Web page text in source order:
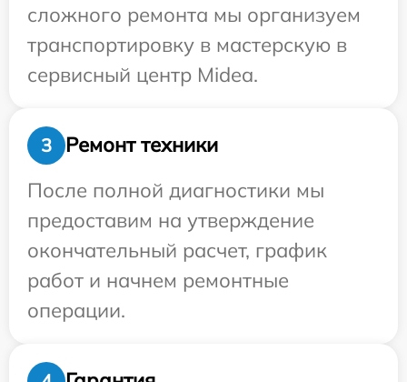
сложного ремонта мы организуем
транспортировку в мастерскую в
сервисный центр Midea.
3
Ремонт техники
После полной диагностики мы
предоставим на утверждение
окончательный расчет, график
работ и начнем ремонтные
операции.